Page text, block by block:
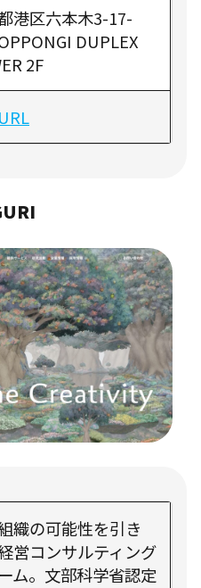
港区六本木3-17-
DUPLEX
2F
織の可能性を引き
営コンサルティング
ム。文部科学省認定